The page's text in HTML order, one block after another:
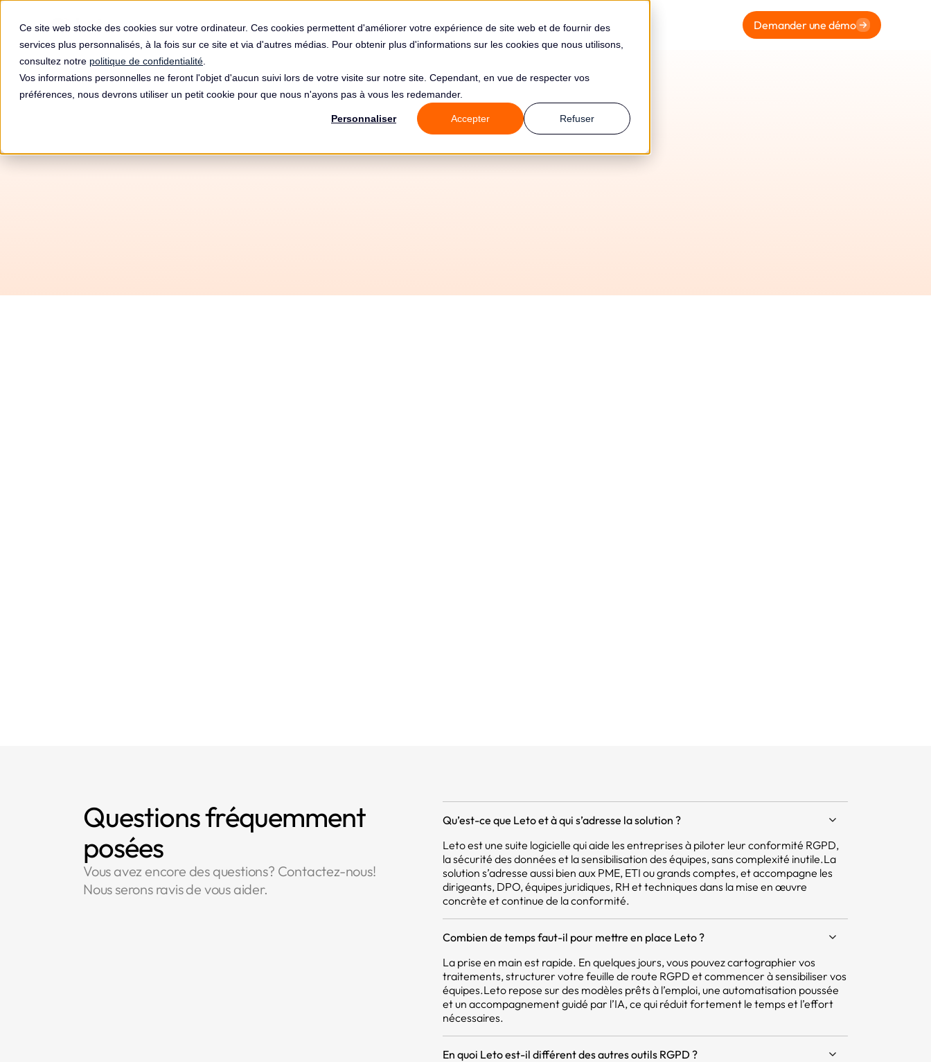
Ce site web stocke des cookies sur votre ordinateur. Ces cookies permettent d'améliorer votre expérience de site web et de fournir des
services plus personnalisés, à la fois sur ce site et via d'autres médias. Pour obtenir plus d'informations sur les cookies que nous utilisons,
consultez notre politique de confidentialité
Vos informations personnelles ne feront l'objet d'aucun suivi lors de votre visite sur notre site. Cependant, en vue de respecter vos
préférences, nous devrons utiliser un petit cookie pour que nous n'ayons pas à vous les redemander.
Personnaliser Accepter Refuser
Produits Solutions Tarifs Clients Ressources Demander une démo
Amende de 1000€ pour Camions
Trc 2020, Sl
Questions fréquemment
posées
Vous avez encore des questions? Contactez-nous!
Nous serons ravis de vous aider.
Qu’est-ce que Leto et à qui s’adresse la solution ?
Leto est une suite logicielle qui aide les entreprises à piloter leur conformité RGPD,
la sécurité des données et la sensibilisation des équipes, sans complexité inutile.La
solution s’adresse aussi bien aux PME, ETI ou grands comptes, et accompagne les
dirigeants, DPO, équipes juridiques, RH et techniques dans la mise en œuvre
concrète et continue de la conformité.
Combien de temps faut-il pour mettre en place Leto ?
La prise en main est rapide. En quelques jours, vous pouvez cartographier vos
traitements, structurer votre feuille de route RGPD et commencer à sensibiliser vos
équipes.Leto repose sur des modèles prêts à l’emploi, une automatisation poussée
et un accompagnement guidé par l’IA, ce qui réduit fortement le temps et l’effort
nécessaires.
En quoi Leto est-il différent des autres outils RGPD ?